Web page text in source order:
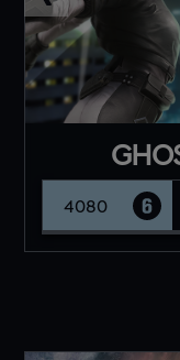
4080